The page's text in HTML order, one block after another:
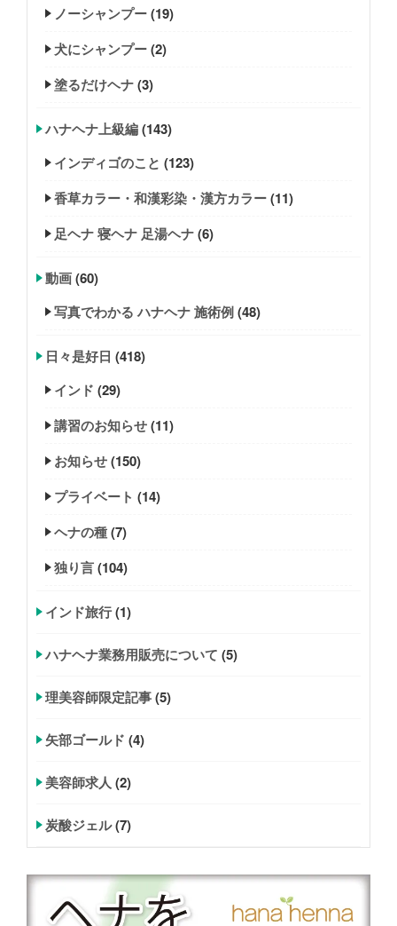
ノーシャンプー(19)
犬にシャンプー(2)
塗るだけヘナ(3)
ハナヘナ上級編(143)
インディゴのこと (123)
香草カラー・和漢彩染・漢方カラー(11)
足ヘナ 寝ヘナ 足湯ヘナ(6)
動画(60)
写真でわかる ハナヘナ 施術例(48)
日々是好日 (418)
インド (29)
講習のお知らせ(11)
お知らせ(150)
プライベート (14)
ヘナの種(7)
独り言(104)
インド旅行(1)
ハナヘナ業務用販売について (5)
理美容師限定記事(5)
矢部ゴールド (4)
美容師求人 (2)
炭酸ジェル(7)